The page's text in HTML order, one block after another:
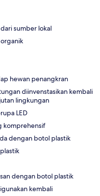
sumber lokal
hewan penangkran
diinvenstasikan kembali
lingkungan
LED
komprehensif
dengan botol plastik
dengan botol plastik
kembali